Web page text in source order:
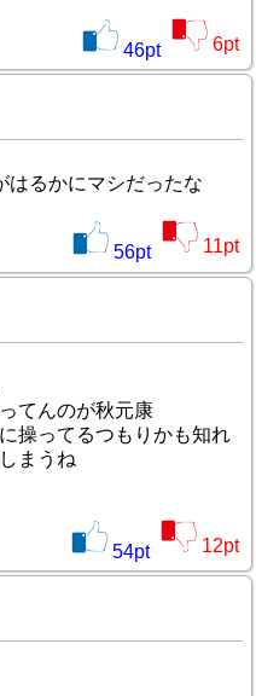
46pt 6pt
はるかにマシだったな
56pt 11pt
てんのが秋元康
操ってるつもりかも知れ
まうね
54pt 12pt